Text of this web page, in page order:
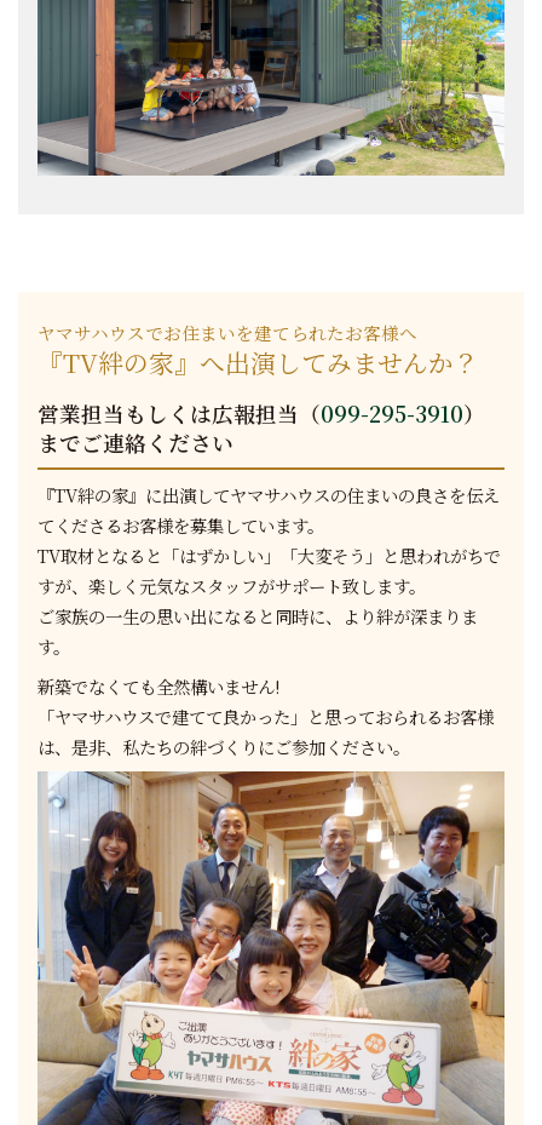
ヤマサハウスでお住まいを建てられたお客様へ
『TV絆の家』へ出演してみませんか？
営業担当もしくは広報担当（099-295-3910）
までご連絡ください
『TV絆の家』に出演してヤマサハウスの住まいの良さを伝え
てくださるお客様を募集しています。
TV取材となると「はずかしい」「大変そう」と思われがちで
すが、楽しく元気なスタッフがサポート致します。
ご家族の一生の思い出になると同時に、より絆が深まりま
す。
新築でなくても全然構いません!
「ヤマサハウスで建てて良かった」と思っておられるお客様
は、是非、私たちの絆づくりにご参加ください。